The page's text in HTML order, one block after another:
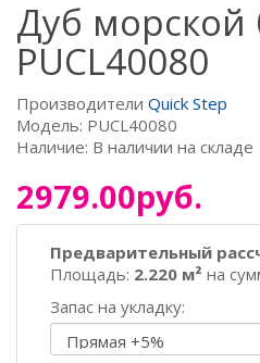
Дуб
PUCL40080
Производители Quick Step
Модель: PUCL40080
Наличие: В наличии на складе
2979.00руб.
Предварительный
Площадь: 2.220 м² на
Запас на укладку: